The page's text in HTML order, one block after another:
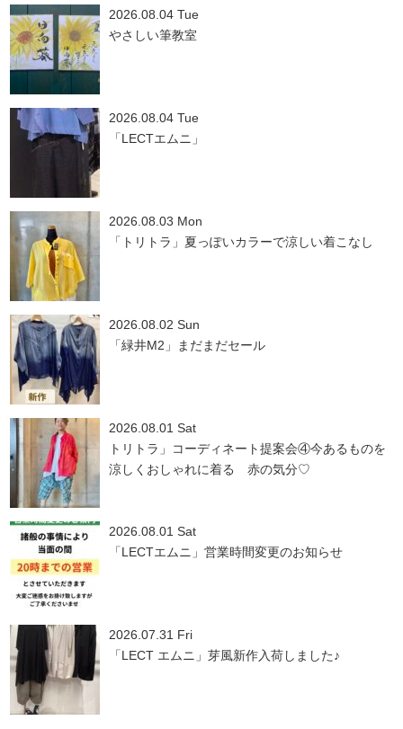
2026.08.04 Tue
やさしい筆教室
2026.08.04 Tue
「LECTエムニ」
2026.08.03 Mon
「トリトラ」夏っぽいカラーで涼しい着こなし
2026.08.02 Sun
「緑井M2」まだまだセール
2026.08.01 Sat
トリトラ」コーディネート提案会④今あるものを
涼しくおしゃれに着る 赤の気分♡
2026.08.01 Sat
「LECTエムニ」営業時間変更のお知らせ
2026.07.31 Fri
「LECT エムニ」芽風新作入荷しました♪